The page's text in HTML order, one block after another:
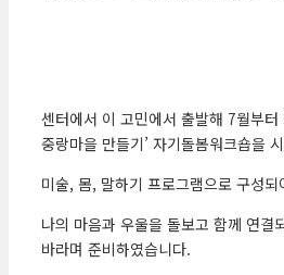
센터에서 이 고민에서 출발해 7월부터
중랑마을 만들기’ 자기돌봄워크숍을
미술, 몸, 말하기 프로그램으로 구성되
나의 마음과 우울을 돌보고 함께 연결
바라며 준비하였습니다.